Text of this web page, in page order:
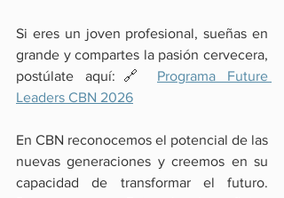
Si eres un joven profesional, sueñas en
grande y compartes la pasión cervecera,
postúlate aquí:🔗 Programa Future
Leaders CBN 2026
En CBN reconocemos el potencial de las
nuevas generaciones y creemos en su
capacidad de transformar el futuro.